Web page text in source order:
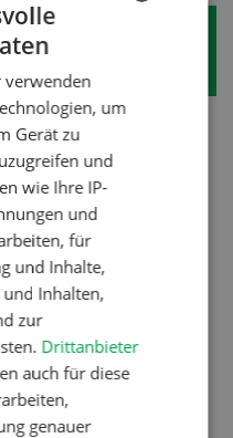
der
die Forstarbeit ist
sollte auf
In der
veraltete
es wird mit
gearbeitet. Diese
die vermieden
der Seilwinde
verwenden
um
Gerät zu
und
wie Ihre IP-
und
für
und Inhalte,
Inhalten,
zur
Drittanbieter
auch für diese
genauer